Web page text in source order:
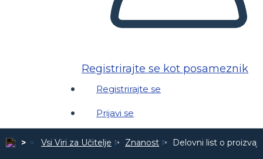
Registrirajte se kot posameznik
Registrirajte se
Prijavi se
Vsi Viri za Učitelje Znanost Delovni list o